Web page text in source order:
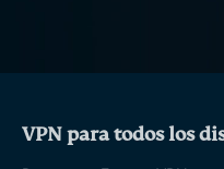
VPN para todos los